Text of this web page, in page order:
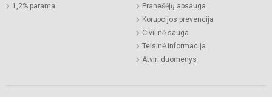
1,2% parama
Pranešėjų apsauga
Korupcijos prevencija
Civilinė sauga
Teisinė informacija
Atviri duomenys